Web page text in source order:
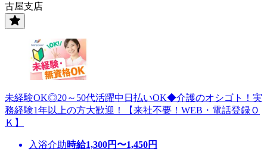
古屋支店
未経験OK◎20～50代活躍中日払いOK◆介護のオシゴト！実
務経験1年以上の方大歓迎！【来社不要！WEB・電話登録Ｏ
Ｋ】
入浴介助時給1,300円〜1,450円